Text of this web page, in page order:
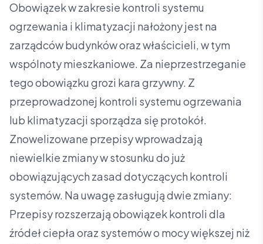
Obowiązek w zakresie kontroli systemu
ogrzewania i klimatyzacji nałożony jest na
zarządców budynków oraz właścicieli, w tym
wspólnoty mieszkaniowe. Za nieprzestrzeganie
tego obowiązku grozi kara grzywny. Z
przeprowadzonej kontroli systemu ogrzewania
lub klimatyzacji sporządza się protokół.
Znowelizowane przepisy wprowadzają
niewielkie zmiany w stosunku do już
obowiązujących zasad dotyczących kontroli
systemów. Na uwagę zasługują dwie zmiany:
Przepisy rozszerzają obowiązek kontroli dla
źródeł ciepła oraz systemów o mocy większej niż